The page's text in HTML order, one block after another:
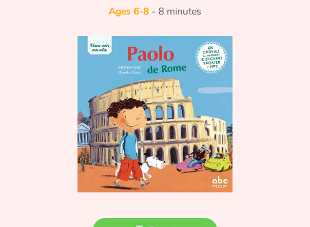
Tales and classics in french
Ages 6-8 - 8 minutes